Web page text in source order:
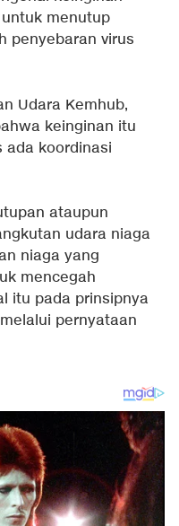
menutup
penyebaran virus
Udara Kemhub,
keinginan itu
ada koordinasi
ataupun
udara niaga
niaga yang
mencegah
itu pada prinsipnya
pernyataan